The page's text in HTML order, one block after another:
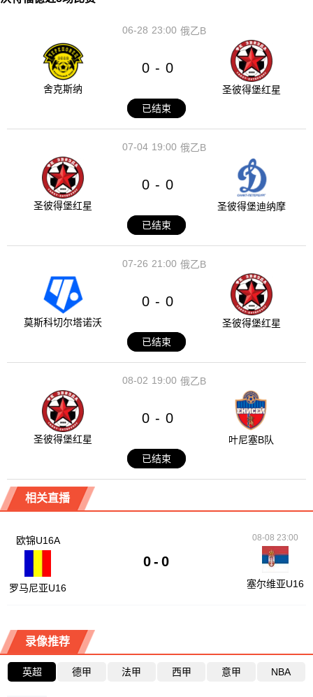
23:00
06-28 俄乙B
舍克斯纳
0 - 0
圣彼得堡红星
已结束
19:00
07-04 俄乙B
圣彼得堡红星
0 - 0
圣彼得堡迪纳摩
已结束
21:00
07-26 俄乙B
莫斯科切尔塔诺沃
0 - 0
圣彼得堡红星
已结束
19:00
08-02 俄乙B
圣彼得堡红星
0 - 0
叶尼塞B队
已结束
相关直播
欧锦U16A
罗马尼亚U16
0 - 0
08-08 23:00
塞尔维亚U16
录像推荐
英超 德甲 法甲 西甲 意甲 NBA